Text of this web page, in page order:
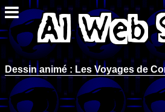
Dessin animé : Les Voyages de